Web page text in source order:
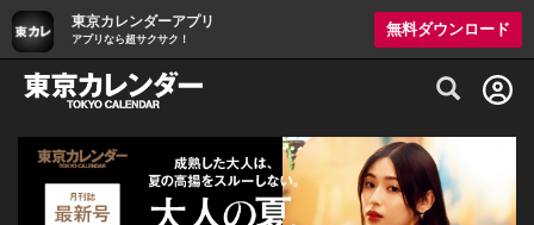
東京カレンダーアプリ
アプリなら超サクサク！
無料ダウンロード
グルメ情報・プレミアムレストラン予約